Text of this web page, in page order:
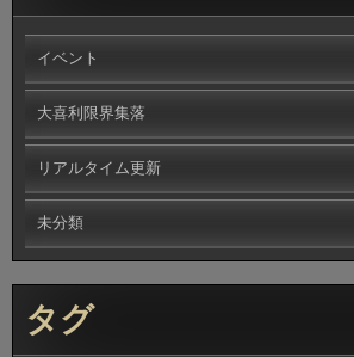
イベント
大喜利限界集落
リアルタイム更新
未分類
タグ